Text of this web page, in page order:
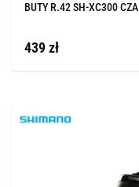
BUTY R.42 SH-XC300 CZA
439 zł